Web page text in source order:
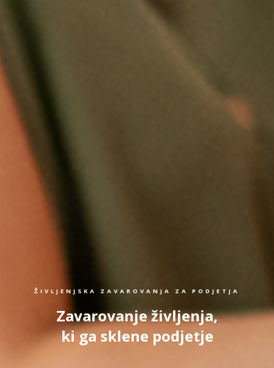
ŽIVLJENJSKA ZAVAROVANJA ZA PODJETJA
Zavarovanje življenja,
ki ga sklene podjetje